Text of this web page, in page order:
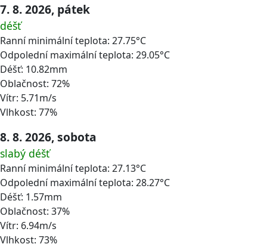
7. 8. 2026, pátek
déšť
Ranní minimální teplota: 27.75°C
Odpolední maximální teplota: 29.05°C
Déšť: 10.82mm
Oblačnost: 72%
Vítr: 5.71m/s
Vlhkost: 77%
8. 8. 2026, sobota
slabý déšť
Ranní minimální teplota: 27.13°C
Odpolední maximální teplota: 28.27°C
Déšť: 1.57mm
Oblačnost: 37%
Vítr: 6.94m/s
Vlhkost: 73%